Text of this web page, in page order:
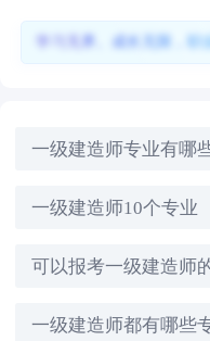
学习无界、成长无限，职
一级建造师专业有哪
一级建造师10个专业
可以报考一级建造师
一级建造师都有哪些